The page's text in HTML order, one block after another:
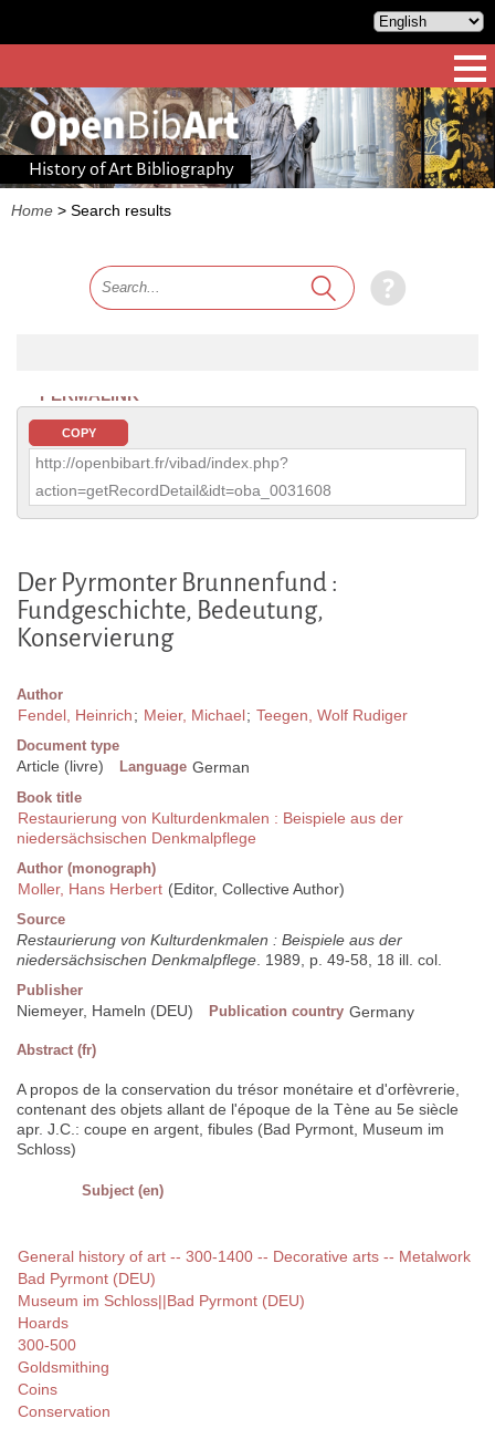
History of Art Bibliography
Home > Search results
PERMALINK
COPY
http://openbibart.fr/vibad/index.php?
action=getRecordDetail&idt=oba_0031608
Der Pyrmonter Brunnenfund :
Fundgeschichte, Bedeutung,
Konservierung
Author
Fendel, Heinrich; Meier, Michael; Teegen, Wolf Rudiger
Document type
Article (livre) Language German
Book title
Restaurierung von Kulturdenkmalen : Beispiele aus der
niedersächsischen Denkmalpflege
Author (monograph)
Moller, Hans Herbert (Editor, Collective Author)
Source
Restaurierung von Kulturdenkmalen : Beispiele aus der
niedersächsischen Denkmalpflege. 1989, p. 49-58, 18 ill. col.
Publisher
Niemeyer, Hameln (DEU) Publication country Germany
Abstract (fr)
A propos de la conservation du trésor monétaire et d'orfèvrerie,
contenant des objets allant de l'époque de la Tène au 5e siècle
apr. J.C.: coupe en argent, fibules (Bad Pyrmont, Museum im
Schloss)
Subject (en)
General history of art -- 300-1400 -- Decorative arts -- Metalwork
Bad Pyrmont (DEU)
Museum im Schloss||Bad Pyrmont (DEU)
Hoards
300-500
Goldsmithing
Coins
Conservation